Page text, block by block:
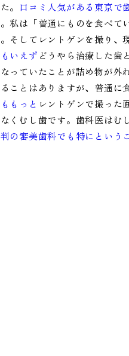
。 口コミ人気がある東京で
私は「普通にものを食べて
そしてレントゲンを撮り、
いえず どうやら治療した歯
っていたことが詰め物が外
ことはありますが、普通に
もっと レントゲンで撮った
くむし歯です。歯科医はむ
の審美歯科でも特にという